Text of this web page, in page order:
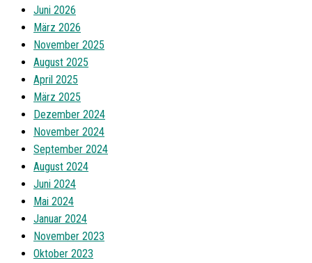
Juni 2026
März 2026
November 2025
August 2025
April 2025
März 2025
Dezember 2024
November 2024
September 2024
August 2024
Juni 2024
Mai 2024
Januar 2024
November 2023
Oktober 2023